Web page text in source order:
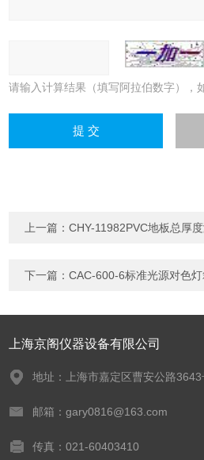
请输入计算结果（填写阿拉伯数字），
上一篇：CHY-11982PVC地板总厚
下一篇：CAC-600-6标准光源对色灯
上海京阁仪器设备有限公司
地址：上海市嘉定区曹安公路
邮箱：gary0816@163.com
传真：021-60403410